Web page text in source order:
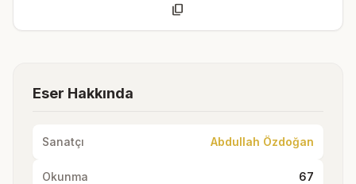
content_copy
Eser Hakkında
Sanatçı Abdullah Özdoğan
Okunma 67